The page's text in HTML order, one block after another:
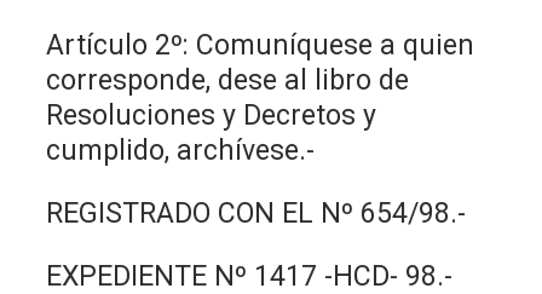
Artículo 2º: Comuníquese a quien
corresponde, dese al libro de
Resoluciones y Decretos y
cumplido, archívese.-
REGISTRADO CON EL Nº 654/98.-
EXPEDIENTE Nº 1417 -HCD- 98.-